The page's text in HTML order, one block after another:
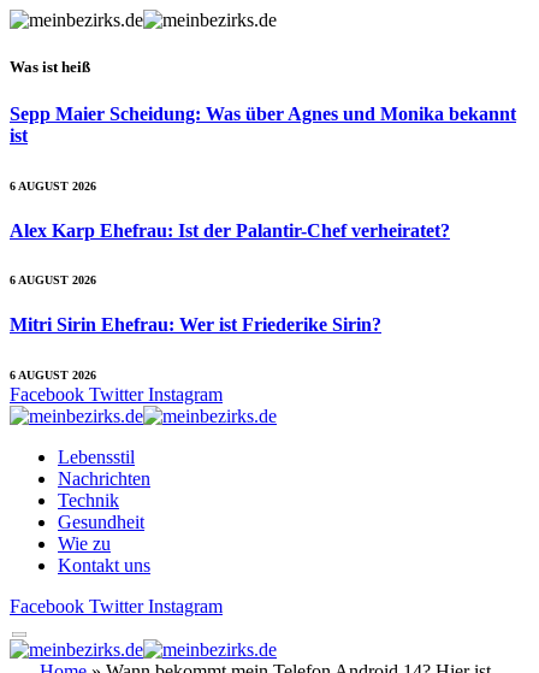
Was ist heiß
Sepp Maier Scheidung: Was über Agnes und Monika bekannt
ist
6 AUGUST 2026
Alex Karp Ehefrau: Ist der Palantir-Chef verheiratet?
6 AUGUST 2026
Mitri Sirin Ehefrau: Wer ist Friederike Sirin?
6 AUGUST 2026
Facebook Twitter Instagram
Lebensstil
Nachrichten
Technik
Gesundheit
Wie zu
Kontakt uns
Facebook Twitter Instagram